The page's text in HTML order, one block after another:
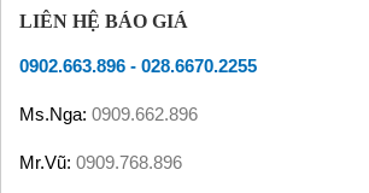
LIÊN HỆ BÁO GIÁ
0902.663.896 - 028.6670.2255
Ms.Nga: 0909.662.896
Mr.Vũ: 0909.768.896